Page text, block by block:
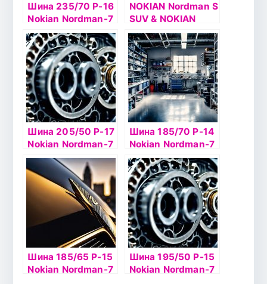
Шина 235/70 Р-16
Nokian Nordman-7
SUV 106T б/к ш
NOKIAN Nordman S
SUV & NOKIAN
NORDMAN S SUV
Шина 205/50 Р-17
Nokian Nordman-7
93T б/к шип
Шина 185/70 Р-14
Nokian Nordman-7
92T б/к шип
Шина 185/65 Р-15
Nokian Nordman-7
Шина 195/50 Р-15
Nokian Nordman-7